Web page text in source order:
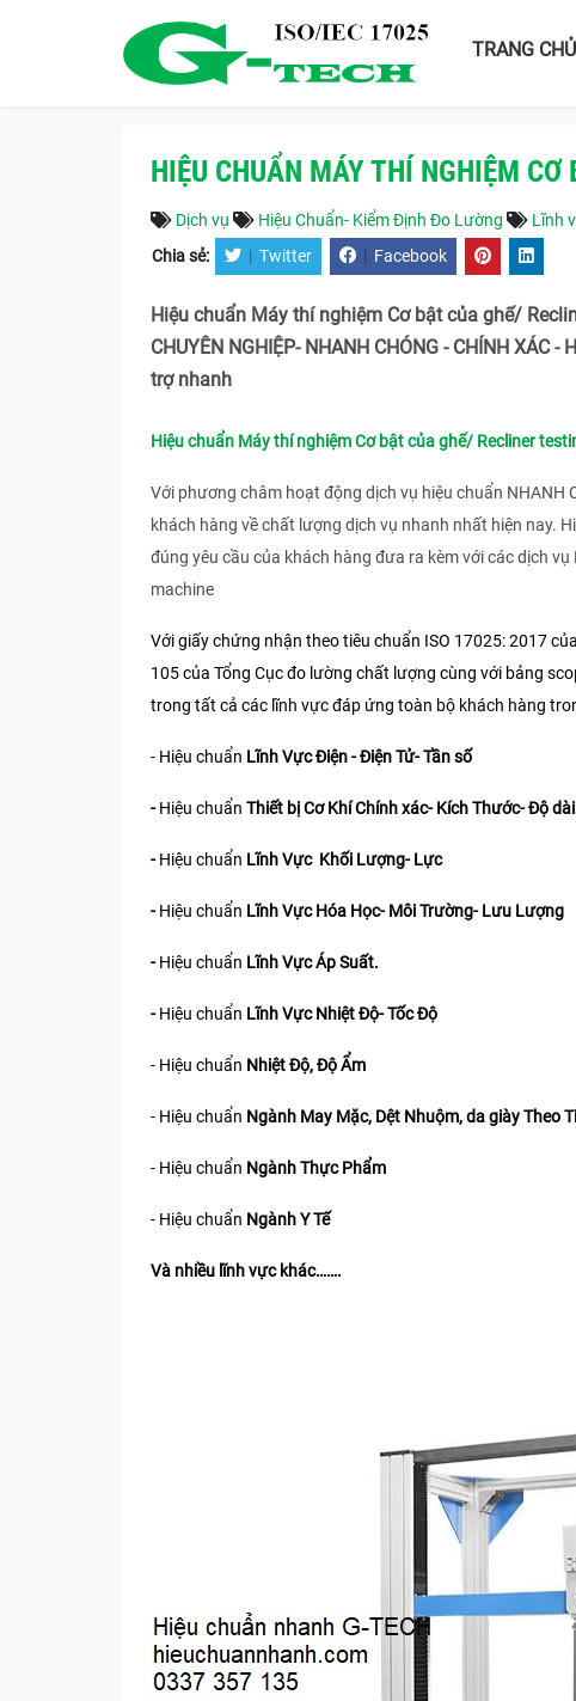
TRANG CHỦ
HIỆU CHUẨN MÁY THÍ NGHIỆM
Dịch vụ Hiệu Chuẩn- Kiểm Định Đo Lường Lĩnh
Chia sẻ: | Twitter | Facebook
Hiệu chuẩn Máy thí nghiệm Cơ bật của ghế/
CHUYÊN NGHIỆP- NHANH CHÓNG - CHÍNH XÁC
trợ nhanh
Hiệu chuẩn Máy thí nghiệm Cơ bật của ghế/ Recliner
Với phương châm hoạt động dịch vụ hiệu chuẩn NHANH
khách hàng về chất lượng dịch vụ nhanh nhất hiện nay.
đúng yêu cầu của khách hàng đưa ra kèm với các dịch
machine
Với giấy chứng nhận theo tiêu chuẩn ISO 17025: 2017
105 của Tổng Cục đo lường chất lượng cùng với bảng
trong tất cả các lĩnh vực đáp ứng toàn bộ khách hàng
- Hiệu chuẩn Lĩnh Vực Điện - Điện Tử- Tần số
-Hiệu chuẩn Thiết bị Cơ Khí Chính xác- Kích Thước- Độ
-Hiệu chuẩn Lĩnh Vực Khối Lượng- Lực
-Hiệu chuẩn Lĩnh Vực Hóa Học- Môi Trường- Lưu Lượng
-Hiệu chuẩn Lĩnh Vực Áp Suất.
-Hiệu chuẩn Lĩnh Vực Nhiệt Độ- Tốc Độ
- Hiệu chuẩn Nhiệt Độ, Độ Ẩm
- Hiệu chuẩn Ngành May Mặc, Dệt Nhuộm, da giày Theo
- Hiệu chuẩn Ngành Thực Phẩm
- Hiệu chuẩn Ngành Y Tế
Và nhiều lĩnh vực khác…….